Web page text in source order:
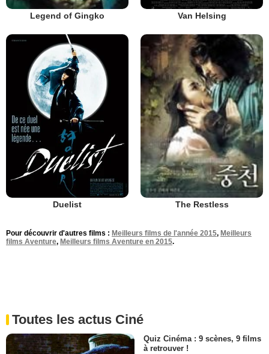
Legend of Gingko Van Helsing
Duelist The Restless
Pour découvrir d'autres films : Meilleurs films de l'année 2015, Meilleurs
films Aventure, Meilleurs films Aventure en 2015.
Toutes les actus Ciné
Quiz Cinéma : 9 scènes, 9 films
à retrouver !